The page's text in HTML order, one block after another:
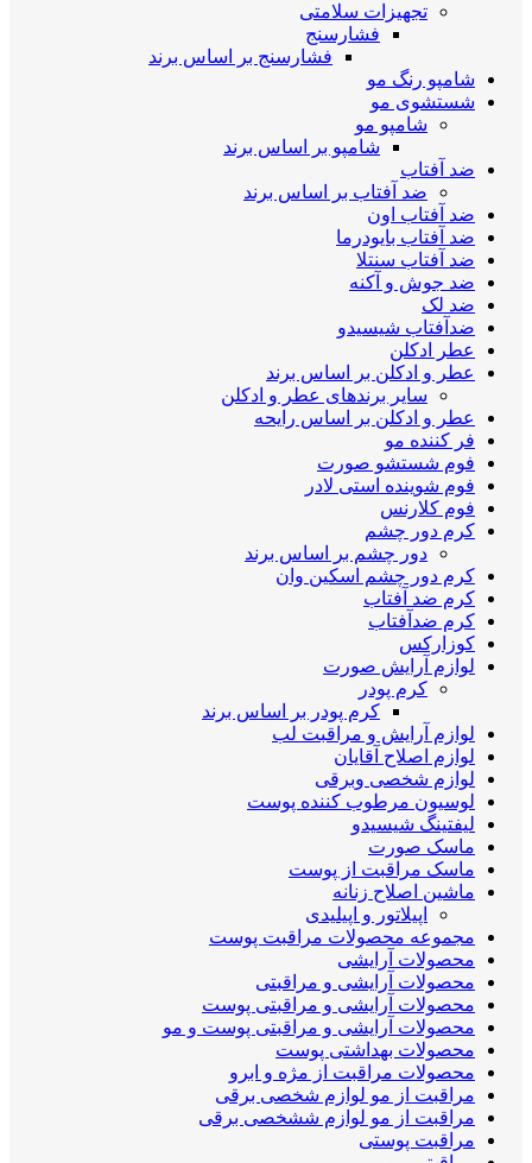
تجهیزات سلامتی
فشارسنج
فشارسنج بر اساس برند
شامپو رنگ مو
شستشوی مو
شامپو مو
شامپو بر اساس برند
ضد آفتاب
ضد آفتاب بر اساس برند
ضد آفتاب اون
ضد آفتاب بایودرما
ضد آفتاب سنتلا
ضد جوش و آکنه
ضد لک
ضدآفتاب شیسیدو
عطر ادکلن
عطر و ادکلن بر اساس برند
سایر برندهای عطر و ادکلن
عطر و ادکلن بر اساس رایحه
فر کننده مو
فوم شستشو صورت
فوم شوینده استی لادر
فوم کلارنس
کرم دور چشم
دور چشم بر اساس برند
کرم دور چشم اسکین وان
کرم ضد آفتاب
کرم ضدآفتاب
کوزارکس
لوازم آرایش صورت
کرم پودر
کرم پودر بر اساس برند
لوازم آرایش و مراقبت لب
لوازم اصلاح آقایان
لوازم شخصی وبرقی
لوسیون مرطوب کننده پوست
لیفتینگ شیسیدو
ماسک صورت
ماسک مراقبت از پوست
ماشین اصلاح زنانه
اپیلاتور و اپیلیدی
مجموعه محصولات مراقبت پوست
محصولات آرایشی
محصولات آرایشی و مراقبتی
محصولات آرایشی و مراقبتی پوست
محصولات آرایشی و مراقبتی پوست و مو
محصولات بهداشتی پوست
محصولات مراقبت از مژه و ابرو
مراقبت از مو لوازم شخصی برقی
مراقبت از مو لوازم ششخصی برقی
مراقبت پوستی